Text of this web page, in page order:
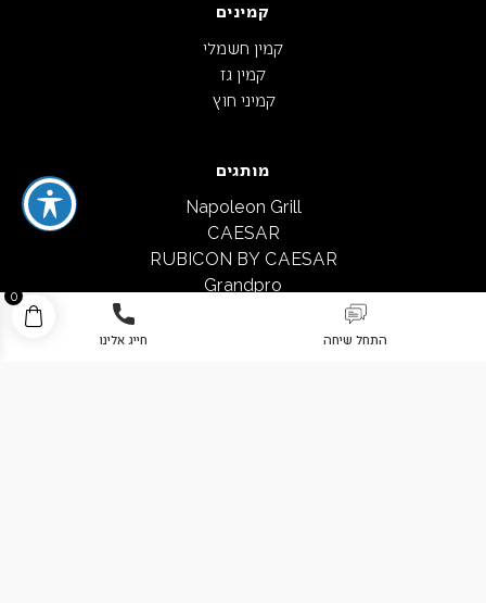
0
קמינים
קמין חשמלי
קמין גז
קמיני חוץ
מותגים
Napoleon Grill
CAESAR
RUBICON BY CAESAR
Grandpro
התחל שיחה חייג אלינו